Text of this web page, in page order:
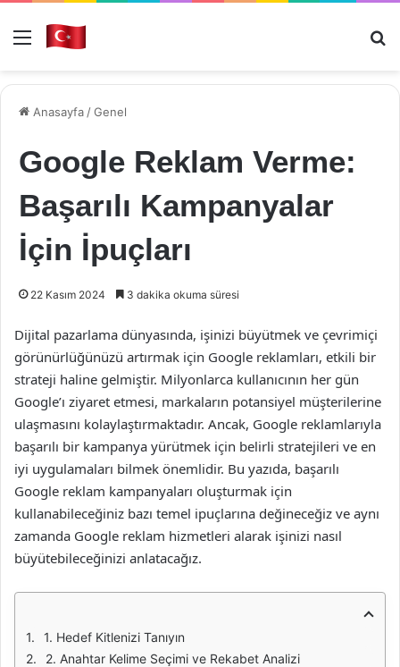
Menü
Anasayfa /Genel
Google Reklam Verme:
Başarılı Kampanyalar
İçin İpuçları
22 Kasım 2024 3 dakika okuma süresi
Dijital pazarlama dünyasında, işinizi büyütmek ve çevrimiçi
görünürlüğünüzü artırmak için Google reklamları, etkili bir
strateji haline gelmiştir. Milyonlarca kullanıcının her gün
Google’ı ziyaret etmesi, markaların potansiyel müşterilerine
ulaşmasını kolaylaştırmaktadır. Ancak, Google reklamlarıyla
başarılı bir kampanya yürütmek için belirli stratejileri ve en
iyi uygulamaları bilmek önemlidir. Bu yazıda, başarılı
Google reklam kampanyaları oluşturmak için
kullanabileceğiniz bazı temel ipuçlarına değineceğiz ve aynı
zamanda Google reklam hizmetleri alarak işinizi nasıl
büyütebileceğinizi anlatacağız.
1. Hedef Kitlenizi Tanıyın
2. Anahtar Kelime Seçimi ve Rekabet Analizi